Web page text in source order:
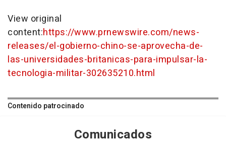
View original
content:https://www.prnewswire.com/news-
releases/el-gobierno-chino-se-aprovecha-de-
las-universidades-britanicas-para-impulsar-la-
tecnologia-militar-302635210.html
Contenido patrocinado
Comunicados